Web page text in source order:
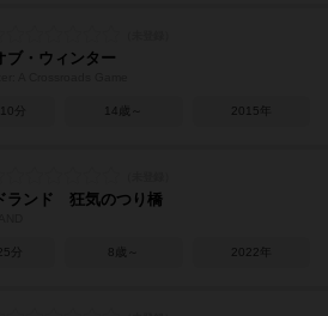
ブ・ウィンター
分 14歳～ 2015年
ランド 狂気のつり橋
分 8歳～ 2022年